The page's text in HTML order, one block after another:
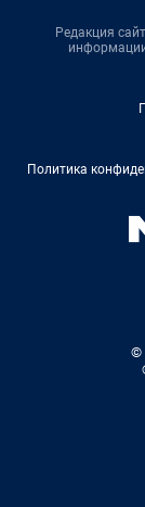
Редакция
Политика
©